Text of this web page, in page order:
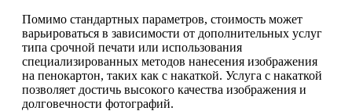
Помимо стандартных параметров, стоимость может
варьироваться в зависимости от дополнительных услуг
типа срочной печати или использования
специализированных методов нанесения изображения
на пенокартон, таких как с накаткой. Услуга с накаткой
позволяет достичь высокого качества изображения и
долговечности фотографий.